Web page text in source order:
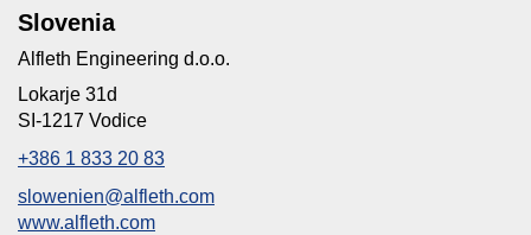
Slovenia
Alfleth Engineering d.o.o.
Lokarje 31d
SI-1217 Vodice
+386 1 833 20 83
slowenien@alfleth.com
www.alfleth.com